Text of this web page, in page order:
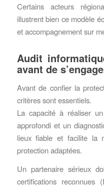
Certains acteurs
illustrent bien ce modèle
et accompagnement sur
Audit
avant de
Avant de confier la
critères sont essentiels.
La capacité à réaliser
approfondi et un
lieux fiable et facilite la
protection adaptées.
Un partenaire sérieux
certifications reconnues